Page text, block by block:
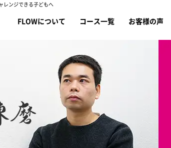
レンジできる子どもへ
FLOWについて コース一覧 お客様の声